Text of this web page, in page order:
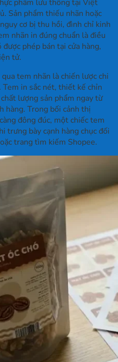
phẩm lưu thông tại Việt
Sản phẩm thiếu nhãn hoặc
cơ bị thu hồi, đình chỉ kinh
nhãn in đúng chuẩn là điều
phép bán tại cửa hàng,
tử.
tem nhãn là chiến lược chi
in sắc nét, thiết kế chỉn
lượng sản phẩm ngay từ
hàng. Trong bối cảnh thị
đông đúc, một chiếc tem
trưng bày cạnh hàng chục đối
trang tìm kiếm Shopee.